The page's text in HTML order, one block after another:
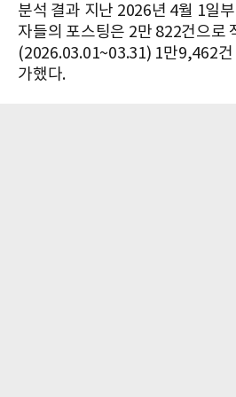
분석 결과 지난 2026년 4월 1일
자들의 포스팅은 2만 822건으로
(2026.03.01~03.31) 1만9,462
가했다.